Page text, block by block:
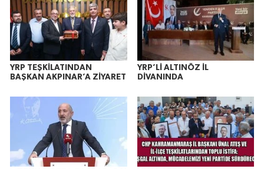
YRP TEŞKİLATINDAN
BAŞKAN AKPINAR’A ZİYARET
YRP’Lİ ALTINÖZ İL
DİVANINDA